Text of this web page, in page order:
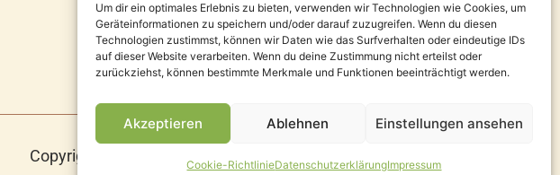
Um dir ein optimales Erlebnis zu bieten, verwenden wir Technologien wie Cookies, um
Geräteinformationen zu speichern und/oder darauf zuzugreifen. Wenn du diesen
Technologien zustimmst, können wir Daten wie das Surfverhalten oder eindeutige IDs
auf dieser Website verarbeiten. Wenn du deine Zustimmung nicht erteilst oder
zurückziehst, können bestimmte Merkmale und Funktionen beeinträchtigt werden.
Akzeptieren Ablehnen Einstellungen ansehen
Cookie-RichtlinieDatenschutzerklärungImpressum
Copyright 2025 © All Right Reserved Design by ThoKa Network